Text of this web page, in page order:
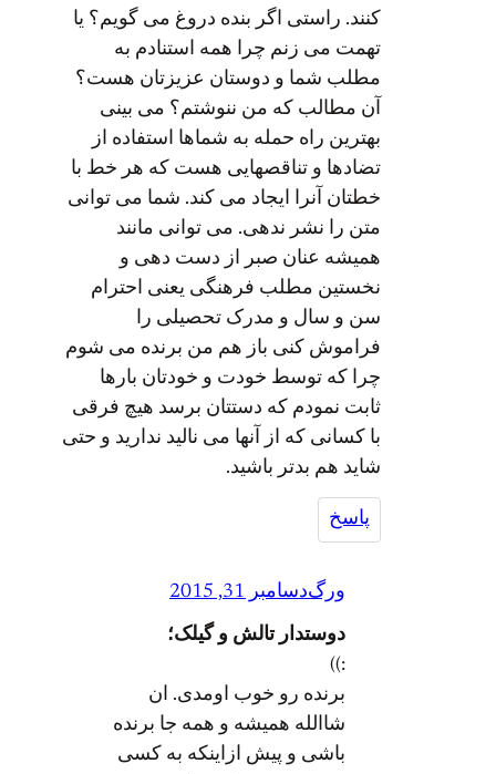
کنند. راستی اگر بنده دروغ می گویم؟ یا
تهمت می زنم چرا همه استنادم به
مطلب شما و دوستان عزیزتان هست؟
آن مطالب که من ننوشتم؟ می بینی
بهترین راه حمله به شماها استفاده از
تضادها و تناقصهایی هست که هر خط با
خطتان آنرا ایجاد می کند. شما می توانی
متن را نشر ندهی. می توانی مانند
همیشه عنان صبر از دست دهی و
نخستین مطلب فرهنگی یعنی احترام
سن و سال و مدرک تحصیلی را
فراموش کنی باز هم من برنده می شوم
چرا که توسط خودت و خودتان بارها
ثابت نمودم که دستتان برسد هیچ فرقی
با کسانی که از آنها می نالید ندارید و حتی
شاید هم بدتر باشید.
پاسخ
ورگدسامبر 31, 2015
دوستدار تالش و گیلک؛
:))
برنده رو خوب اومدی. ان
شاالله همیشه و همه جا برنده
باشی و پیش ازاینکه به کسی